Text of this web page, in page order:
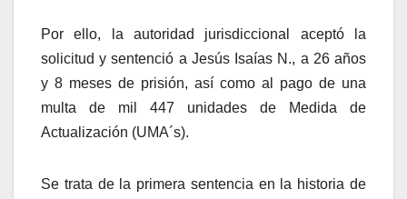
Por ello, la autoridad jurisdiccional aceptó la
solicitud y sentenció a Jesús Isaías N., a 26 años
y 8 meses de prisión, así como al pago de una
multa de mil 447 unidades de Medida de
Actualización (UMA´s).
Se trata de la primera sentencia en la historia de